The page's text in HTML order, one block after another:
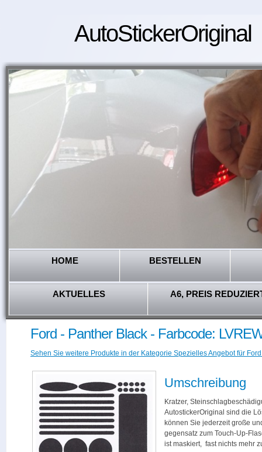
AutoStickerOriginal
HOME BESTELLEN
AKTUELLES A6, PREIS
Ford - Panther Black - Farbcode:
Sehen Sie weitere Produkte in der Kategorie Spezielles Angebot für
Umschreibung
Kratzer,
AutostickerOriginal sind die
können Sie jederzeit große
gegensatz zum Touch-Up-
ist maskiert, fast nichts mehr